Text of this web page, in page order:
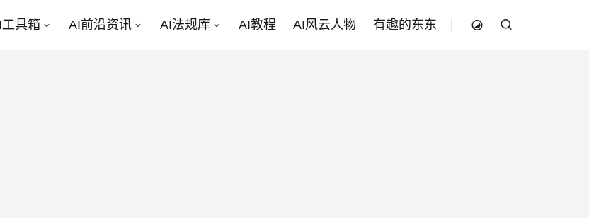
具箱 AI前沿资讯 AI法规库 AI教程 AI风云人物 有趣的东东